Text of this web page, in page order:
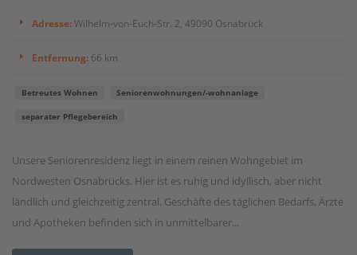
Adresse:Wilhelm-von-Euch-Str. 2, 49090 Osnabrück
Entfernung: 66 km
Betreutes Wohnen Seniorenwohnungen/-wohnanlage
separater Pflegebereich
Unsere Seniorenresidenz liegt in einem reinen Wohngebiet im
Nordwesten Osnabrücks. Hier ist es ruhig und idyllisch, aber nicht
ländlich und gleichzeitig zentral. Geschäfte des täglichen Bedarfs, Ärzte
und Apotheken befinden sich in unmittelbarer...